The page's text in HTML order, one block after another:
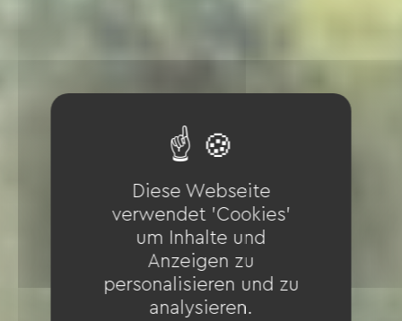
Diese Webseite
verwendet 'Cookies'
um Inhalte und
Anzeigen zu
personalisieren und zu
analysieren.